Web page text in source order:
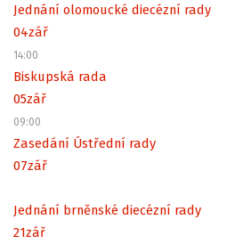
Jednání olomoucké diecézní rady
04zář
14:00
Biskupská rada
05zář
09:00
Zasedání Ústřední rady
07zář
Jednání brněnské diecézní rady
21zář